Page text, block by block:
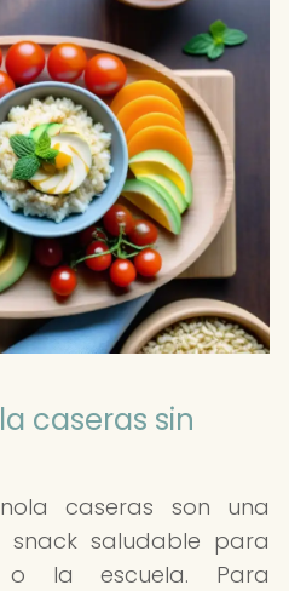
caseras sin
caseras son una
snack saludable para
la escuela. Para